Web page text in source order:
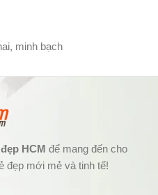
minh bạch
HCM để mang đến cho
đẹp mới mẻ và tinh tế!